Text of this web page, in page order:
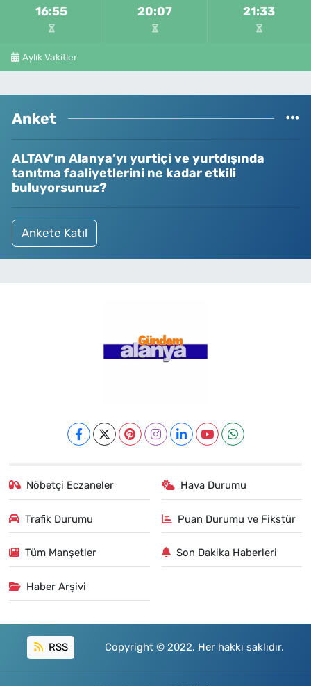
16:55 20:07 21:33
Aylık Vakitler
Anket
ALTAV’ın Alanya’yı yurtiçi ve yurtdışında
tanıtma faaliyetlerini ne kadar etkili
buluyorsunuz?
Ankete Katıl
Nöbetçi Eczaneler Hava Durumu
Trafik Durumu Puan Durumu ve Fikstür
Tüm Manşetler Son Dakika Haberleri
Haber Arşivi
RSS Copyright © 2022. Her hakkı saklıdır.